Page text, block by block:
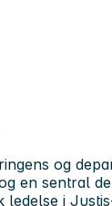
og
en sentral
ledelse i